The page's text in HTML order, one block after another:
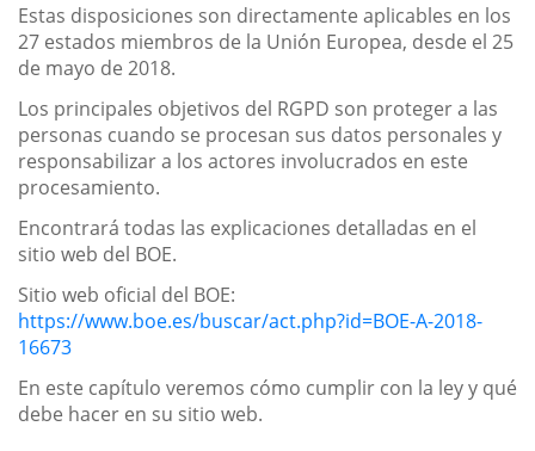
Estas disposiciones son directamente aplicables en los
27 estados miembros de la Unión Europea, desde el 25
de mayo de 2018.
Los principales objetivos del RGPD son proteger a las
personas cuando se procesan sus datos personales y
responsabilizar a los actores involucrados en este
procesamiento.
Encontrará todas las explicaciones detalladas en el
sitio web del BOE.
Sitio web oficial del BOE:
https://www.boe.es/buscar/act.php?id=BOE-A-2018-
16673
En este capítulo veremos cómo cumplir con la ley y qué
debe hacer en su sitio web.